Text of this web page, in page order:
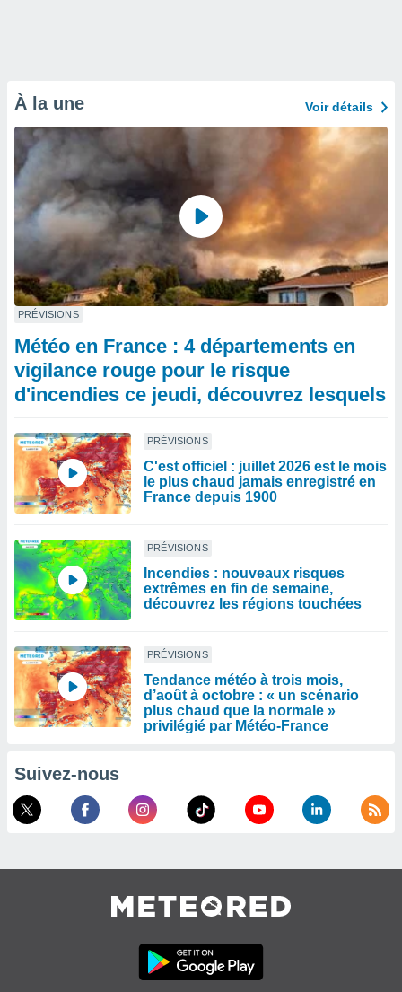
À la une Voir détails
PRÉVISIONS
Météo en France : 4 départements en
vigilance rouge pour le risque
d'incendies ce jeudi, découvrez lesquels
PRÉVISIONS
C'est officiel : juillet 2026 est le mois
le plus chaud jamais enregistré en
France depuis 1900
PRÉVISIONS
Incendies : nouveaux risques
extrêmes en fin de semaine,
découvrez les régions touchées
PRÉVISIONS
Tendance météo à trois mois,
d’août à octobre : « un scénario
plus chaud que la normale »
privilégié par Météo-France
Suivez-nous